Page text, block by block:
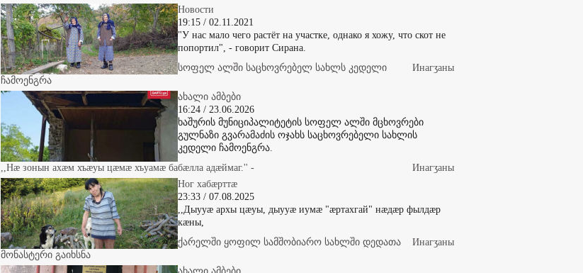
Новости
19:15 / 02.11.2021
"У нас мало чего растёт на участке, однако я хожу, что скот не
попортил", - говорит Сирана.
Инaгӡaны
სოფელ ალში საცხოვრებელ სახლს კედელი
ჩამოენგრა
ახალი ამბები
16:24 / 23.06.2026
ხაშურის მუნიციპალიტეტის სოფელ ალში მცხოვრები
გულნაზი გვარამაძის ოჯახს საცხოვრებელი სახლის
კედელი ჩამოენგრა.
Инaгӡaны
,,Нæ зонын ахæм хъæуы цæмæ хъуамæ бабæлла адæймаг.'' -
Ног хабæрттæ
23:33 / 07.08.2025
,,Дыууæ архы цæуы, дыууæ иумæ "æртахгай" нæдæр фылдæр
кæны,
Инaгӡaны
ქარელში ყოფილ სამშობიარო სახლში დედათა
მონასტერი გაიხსნა